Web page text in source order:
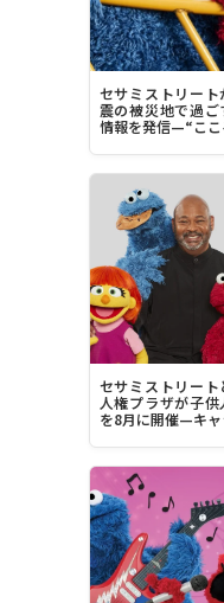
セサミストリート
震の被災地で過ご
情報を発信—“ここ
中してみてくださ
セサミストリート
人権プラザが子
を8月に開催—キャ
リー・ミッチェル